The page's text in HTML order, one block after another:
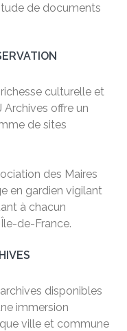
de documents
culturelle et
Archives offre un
de sites
des Maires
en gardien vigilant
à chacun
de-France.
disponibles
immersion
ville et commune